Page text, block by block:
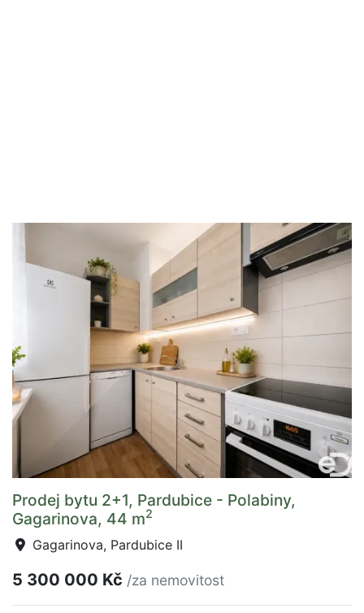
Prodej bytu 2+1, Pardubice - Polabiny,
Gagarinova, 44 m2
Gagarinova, Pardubice II
5 300 000 Kč /za nemovitost